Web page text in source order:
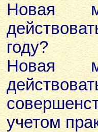
Новая
году?
Новая
учетом